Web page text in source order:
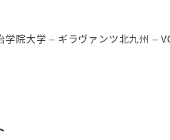
院大学 – ギラヴァンツ北九州 –